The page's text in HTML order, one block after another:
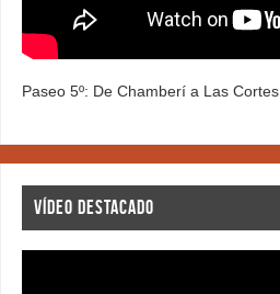
Paseo 5º: De Chamberí a Las Cortes
VÍDEO DESTACADO